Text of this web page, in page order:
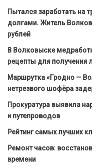
Пытался заработать на
долгами. Житель
рублей
В Волковыске
рецепты для получения
Маршрутка «Гродно —
нетрезвого шофёра
Прокуратура выявила
и путепроводов
Рейтинг самых лучших
Ремонт часов:
времени